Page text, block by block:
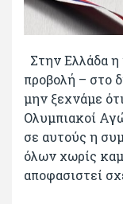
Στην Ελλάδα η
προβολή – στο
μην ξεχνάμε
Ολυμπιακοί
σε αυτούς η
όλων χωρίς
αποφασιστεί